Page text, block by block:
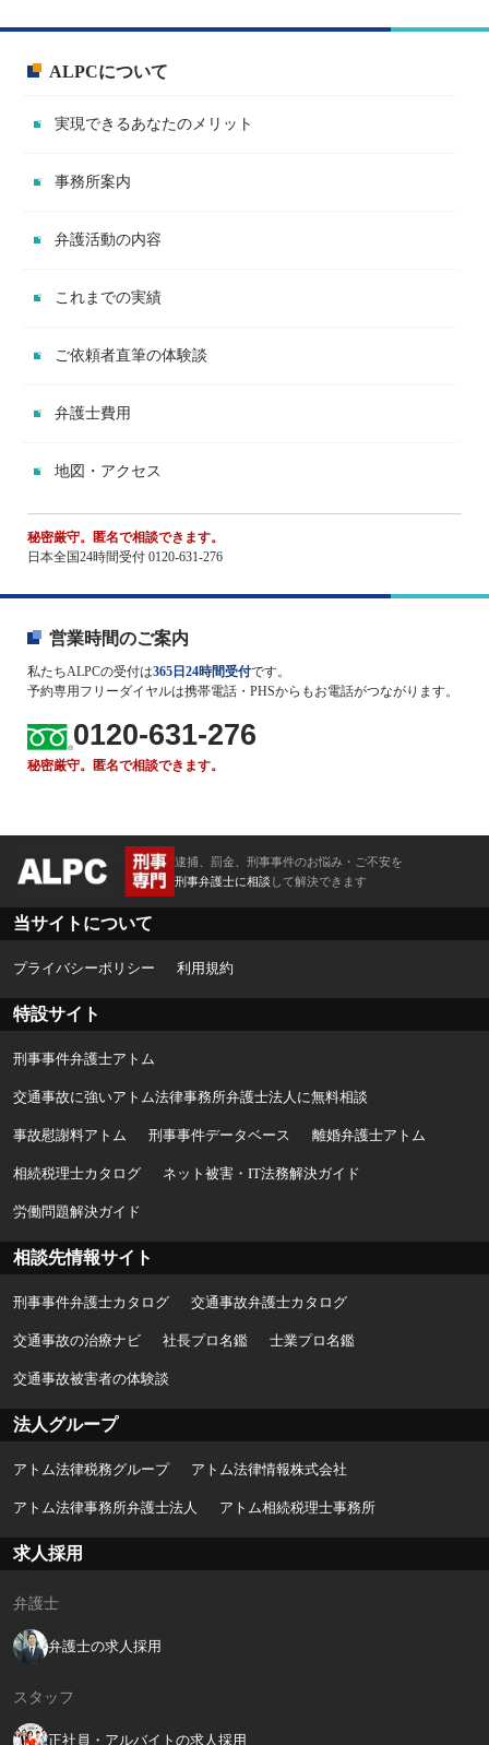
ALPCについて
実現できるあなたのメリット
事務所案内
弁護活動の内容
これまでの実績
ご依頼者直筆の体験談
弁護士費用
地図・アクセス
秘密厳守。匿名で相談できます。
日本全国24時間受付 0120-631-276
営業時間のご案内
私たちALPCの受付は365日24時間受付です。
予約専用フリーダイヤルは携帯電話・PHSからもお電話がつながります。
0120-631-276
秘密厳守。匿名で相談できます。
逮捕、罰金、刑事事件のお悩み・ご不安を
刑事弁護士に相談して解決できます
当サイトについて
プライバシーポリシー 利用規約
特設サイト
刑事事件弁護士アトム
交通事故に強いアトム法律事務所弁護士法人に無料相談
事故慰謝料アトム 刑事事件データベース 離婚弁護士アトム
相続税理士カタログ ネット被害・IT法務解決ガイド
労働問題解決ガイド
相談先情報サイト
刑事事件弁護士カタログ 交通事故弁護士カタログ
交通事故の治療ナビ 社長プロ名鑑 士業プロ名鑑
交通事故被害者の体験談
法人グループ
アトム法律税務グループ アトム法律情報株式会社
アトム法律事務所弁護士法人 アトム相続税理士事務所
求人採用
弁護士
弁護士の求人採用
スタッフ
正社員・アルバイトの求人採用